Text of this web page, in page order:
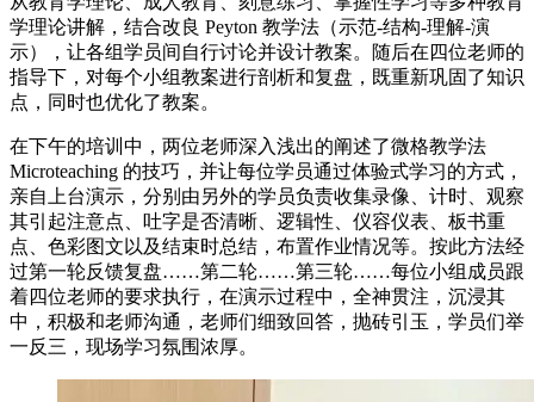
学理论讲解，结合改良 Peyton 教学法（示范-结构-理解-演
示），让各组学员间自行讨论并设计教案。随后在四位老师的
指导下，对每个小组教案进行剖析和复盘，既重新巩固了知识
点，同时也优化了教案。
在下午的培训中，两位老师深入浅出的阐述了微格教学法
Microteaching 的技巧，并让每位学员通过体验式学习的方式，
亲自上台演示，分别由另外的学员负责收集录像、计时、观察
其引起注意点、吐字是否清晰、逻辑性、仪容仪表、板书重
点、色彩图文以及结束时总结，布置作业情况等。按此方法经
过第一轮反馈复盘……第二轮……第三轮……每位小组成员跟
着四位老师的要求执行，在演示过程中，全神贯注，沉浸其
中，积极和老师沟通，老师们细致回答，抛砖引玉，学员们举
一反三，现场学习氛围浓厚。